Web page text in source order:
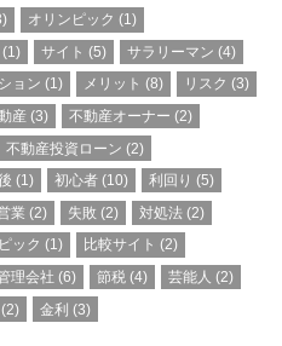
オリンピック (1)
(1) サイト (5) サラリーマン (4)
ョン (1) メリット (8) リスク (3)
産(3) 不動産オーナー (2)
不動産投資ローン (2)
(1) 初心者 (10) 利回り (5)
業 (2) 失敗 (2) 対処法 (2)
ック (1) 比較サイト (2)
理会社 (6) 節税 (4) 芸能人 (2)
(2) 金利 (3)